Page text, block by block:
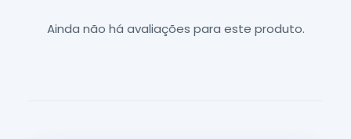
Ainda não há avaliações para este produto.